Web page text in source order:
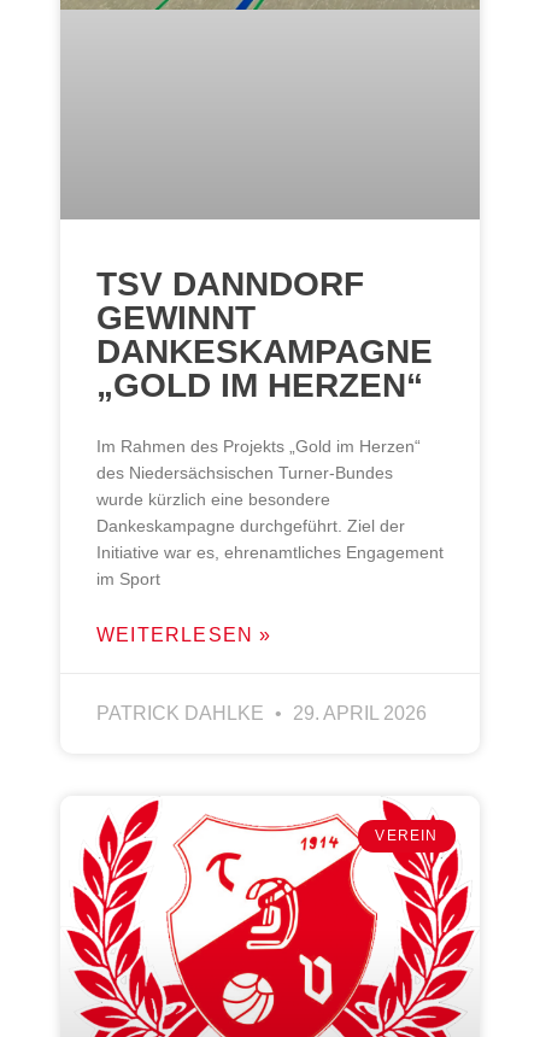
TSV DANNDORF
GEWINNT
DANKESKAMPAGNE
„GOLD IM HERZEN“
Im Rahmen des Projekts „Gold im Herzen“
des Niedersächsischen Turner-Bundes
wurde kürzlich eine besondere
Dankeskampagne durchgeführt. Ziel der
Initiative war es, ehrenamtliches Engagement
im Sport
WEITERLESEN »
PATRICK DAHLKE 29. APRIL 2026
VEREIN